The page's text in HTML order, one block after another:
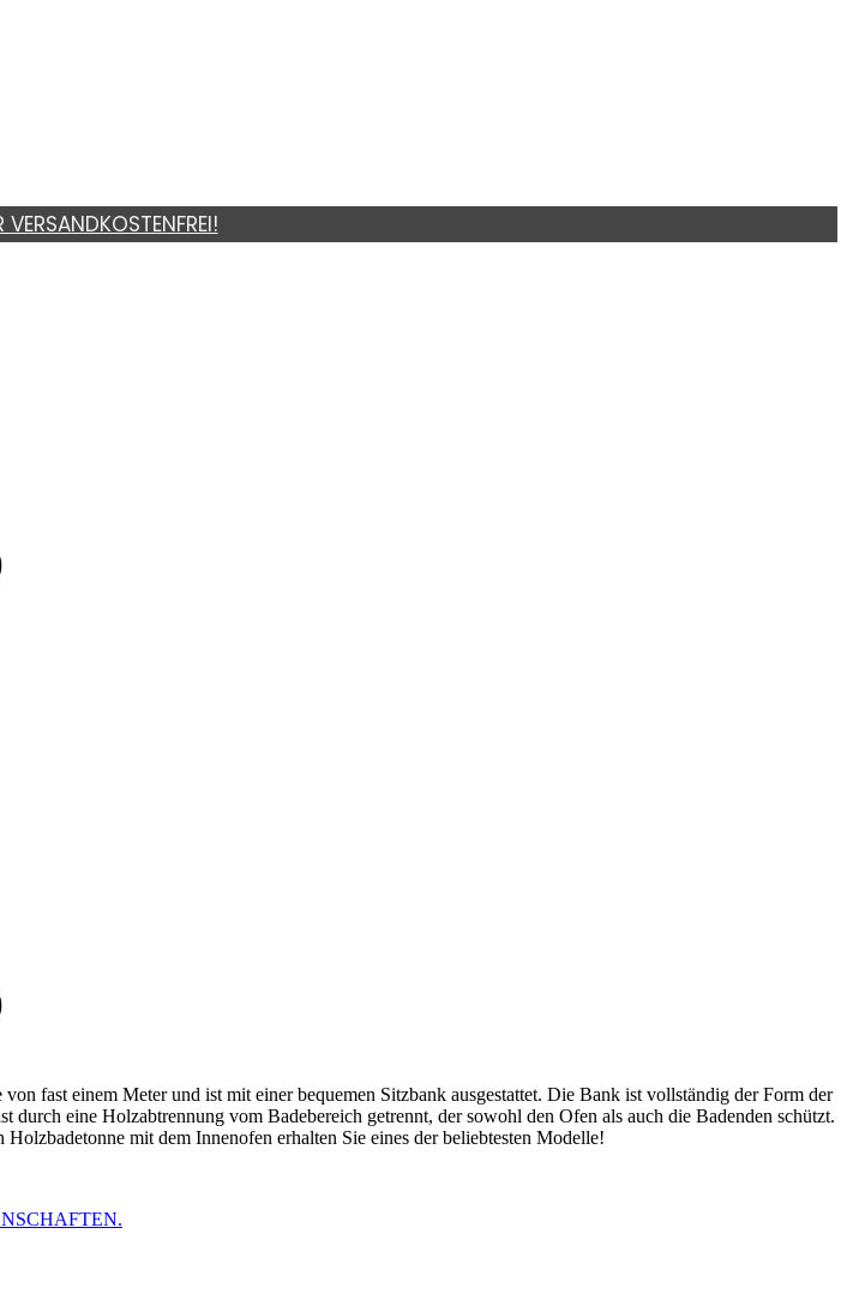
VERSANDKOSTENFREI!
fast einem Meter und ist mit einer bequemen Sitzbank ausgestattet. Die Bank ist vollständig der Form der
eine Holzabtrennung vom Badebereich getrennt, der sowohl den Ofen als auch die Badenden schützt.
mit dem Innenofen erhalten Sie eines der beliebtesten Modelle!